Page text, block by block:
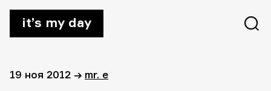
it’s my day
19 ноя 2012 → mr. e